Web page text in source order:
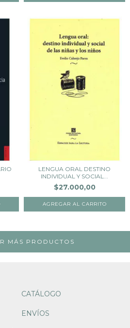
LENGUA ORAL DESTINO
INDIVIDUAL Y SOCIAL...
$27.000,00
MÁS PRODUCTOS
CATÁLOGO
ENVÍOS